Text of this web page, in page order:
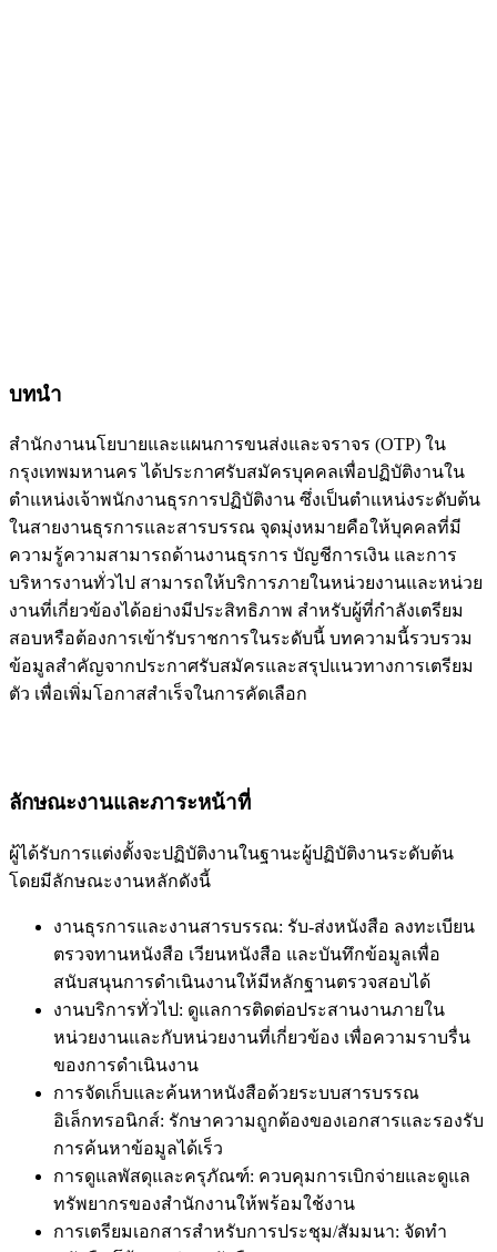
บทนำ
สำนักงานนโยบายและแผนการขนส่งและจราจร (OTP) ใน
กรุงเทพมหานคร ได้ประกาศรับสมัครบุคคลเพื่อปฏิบัติงานใน
ตำแหน่งเจ้าพนักงานธุรการปฏิบัติงาน ซึ่งเป็นตำแหน่งระดับต้น
ในสายงานธุรการและสารบรรณ จุดมุ่งหมายคือให้บุคคลที่มี
ความรู้ความสามารถด้านงานธุรการ บัญชีการเงิน และการ
บริหารงานทั่วไป สามารถให้บริการภายในหน่วยงานและหน่วย
งานที่เกี่ยวข้องได้อย่างมีประสิทธิภาพ สำหรับผู้ที่กำลังเตรียม
สอบหรือต้องการเข้ารับราชการในระดับนี้ บทความนี้รวบรวม
ข้อมูลสำคัญจากประกาศรับสมัครและสรุปแนวทางการเตรียม
ตัว เพื่อเพิ่มโอกาสสำเร็จในการคัดเลือก
ลักษณะงานและภาระหน้าที่
ผู้ได้รับการแต่งตั้งจะปฏิบัติงานในฐานะผู้ปฏิบัติงานระดับต้น
โดยมีลักษณะงานหลักดังนี้
งานธุรการและงานสารบรรณ: รับ-ส่งหนังสือ ลงทะเบียน
ตรวจทานหนังสือ เวียนหนังสือ และบันทึกข้อมูลเพื่อ
สนับสนุนการดำเนินงานให้มีหลักฐานตรวจสอบได้
งานบริการทั่วไป: ดูแลการติดต่อประสานงานภายใน
หน่วยงานและกับหน่วยงานที่เกี่ยวข้อง เพื่อความราบรื่น
ของการดำเนินงาน
การจัดเก็บและค้นหาหนังสือด้วยระบบสารบรรณ
อิเล็กทรอนิกส์: รักษาความถูกต้องของเอกสารและรองรับ
การค้นหาข้อมูลได้เร็ว
การดูแลพัสดุและครุภัณฑ์: ควบคุมการเบิกจ่ายและดูแล
ทรัพยากรของสำนักงานให้พร้อมใช้งาน
การเตรียมเอกสารสำหรับการประชุม/สัมมนา: จัดทำ